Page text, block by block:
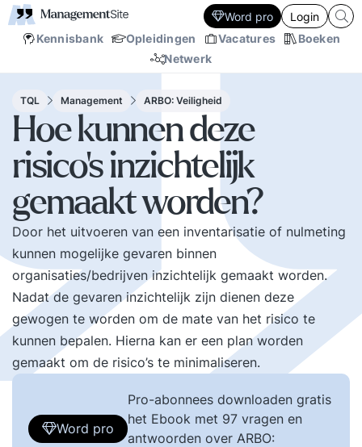
Kennisbank Opleidingen Vacatures
Boeken
Netwerk
Word pro Login
TQL Management ARBO: Veiligheid
Hoe kunnen deze
risico’s inzichtelijk
gemaakt worden?
Door het uitvoeren van een inventarisatie of nulmeting
kunnen mogelijke gevaren binnen
organisaties/bedrijven inzichtelijk gemaakt worden.
Nadat de gevaren inzichtelijk zijn dienen deze
gewogen te worden om de mate van het risico te
kunnen bepalen. Hierna kan er een plan worden
gemaakt om de risico’s te minimaliseren.
Word pro
Pro-abonnees downloaden gratis
het Ebook met 97 vragen en
antwoorden over ARBO: